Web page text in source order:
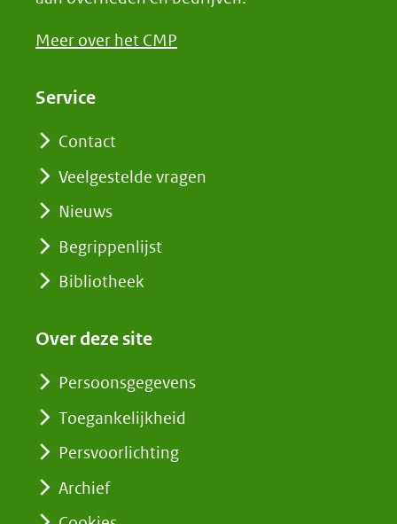
Meer over het CMP
Service
Contact
Veelgestelde vragen
Nieuws
Begrippenlijst
Bibliotheek
Over deze site
Persoonsgegevens
Toegankelijkheid
Persvoorlichting
Archief